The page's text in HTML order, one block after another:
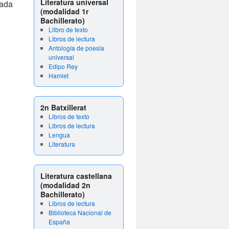
Literatura universal
(modalidad 1r
Bachillerato)
Llibro de texto
Libros de lectura
Antología de poesía
universal
Edipo Rey
Hamlet
2n Batxillerat
Libros de texto
Libros de lectura
Lengua
Literatura
Literatura castellana
(modalidad 2n
Bachillerato)
Libros de lectura
Biblioteca Nacional de
España